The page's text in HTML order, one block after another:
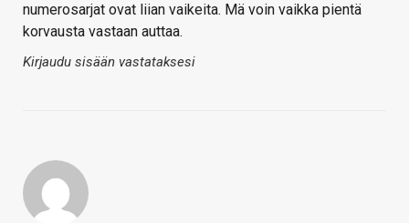
numerosarjat ovat liian vaikeita. Mä voin vaikka pientä
korvausta vastaan auttaa.
Kirjaudu sisään vastataksesi